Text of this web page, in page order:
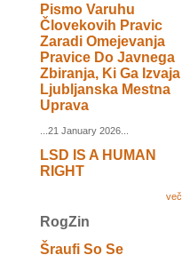
Pismo Varuhu
Človekovih Pravic
Zaradi Omejevanja
Pravice Do Javnega
Zbiranja, Ki Ga Izvaja
Ljubljanska Mestna
Uprava
...21 January 2026...
LSD IS A HUMAN
RIGHT
več
RogZin
Šraufi So Se